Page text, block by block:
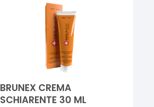
BRUNEX CREMA
SCHIARENTE 30 ML